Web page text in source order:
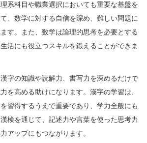
系科目や職業選択においても重要な基盤を
、数学に対する自信を深め、難しい問題に
す。また、数学は論理的思考を必要とする
活にも役立つスキルを鍛えることができま
漢字の知識や読解力、書写力を深めるだけで
を高める助けになります。漢字の学習は、
習得するうえで重要であり、学力全般にも
検を通じて、記述力や言葉を使った思考力
アップにもつながります。